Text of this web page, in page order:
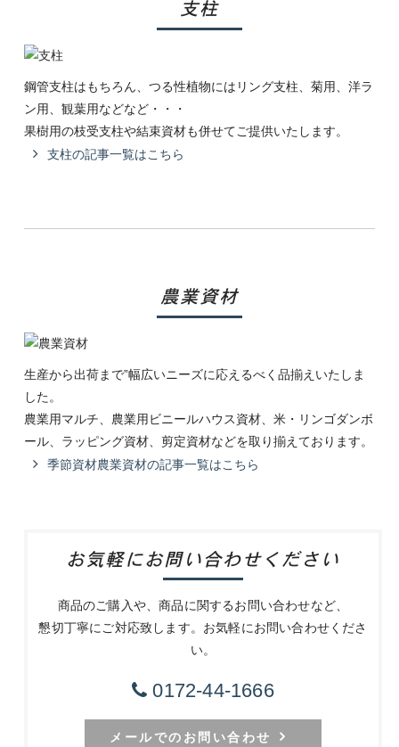
支柱
鋼管支柱はもちろん、つる性植物にはリング支柱、菊用、洋ラ
ン用、観葉用などなど・・・
果樹用の枝受支柱や結束資材も併せてご提供いたします。
支柱の記事一覧はこちら
農業資材
生産から出荷まで”幅広いニーズに応えるべく品揃えいたしま
した。
農業用マルチ、農業用ビニールハウス資材、米・リンゴダンボ
ール、ラッピング資材、剪定資材などを取り揃えております。
季節資材農業資材の記事一覧はこちら
お気軽にお問い合わせください
商品のご購入や、商品に関するお問い合わせなど、
懇切丁寧にご対応致します。お気軽にお問い合わせくださ
い。
0172-44-1666
メールでのお問い合わせ